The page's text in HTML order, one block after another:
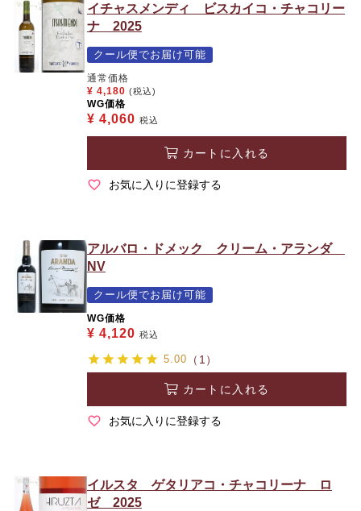
イチャスメンディ ビスカイコ・チャコリー
ナ 2025
クール便でお届け可能
通常価格
¥ 4,180 (税込)
WG価格
¥ 4,060 税込
カートに入れる
お気に入りに登録する
アルバロ・ドメック クリーム・アランダ
NV
クール便でお届け可能
WG価格
¥ 4,120 税込
5.00 （1）
カートに入れる
お気に入りに登録する
イルスタ ゲタリアコ・チャコリーナ ロ
ゼ 2025